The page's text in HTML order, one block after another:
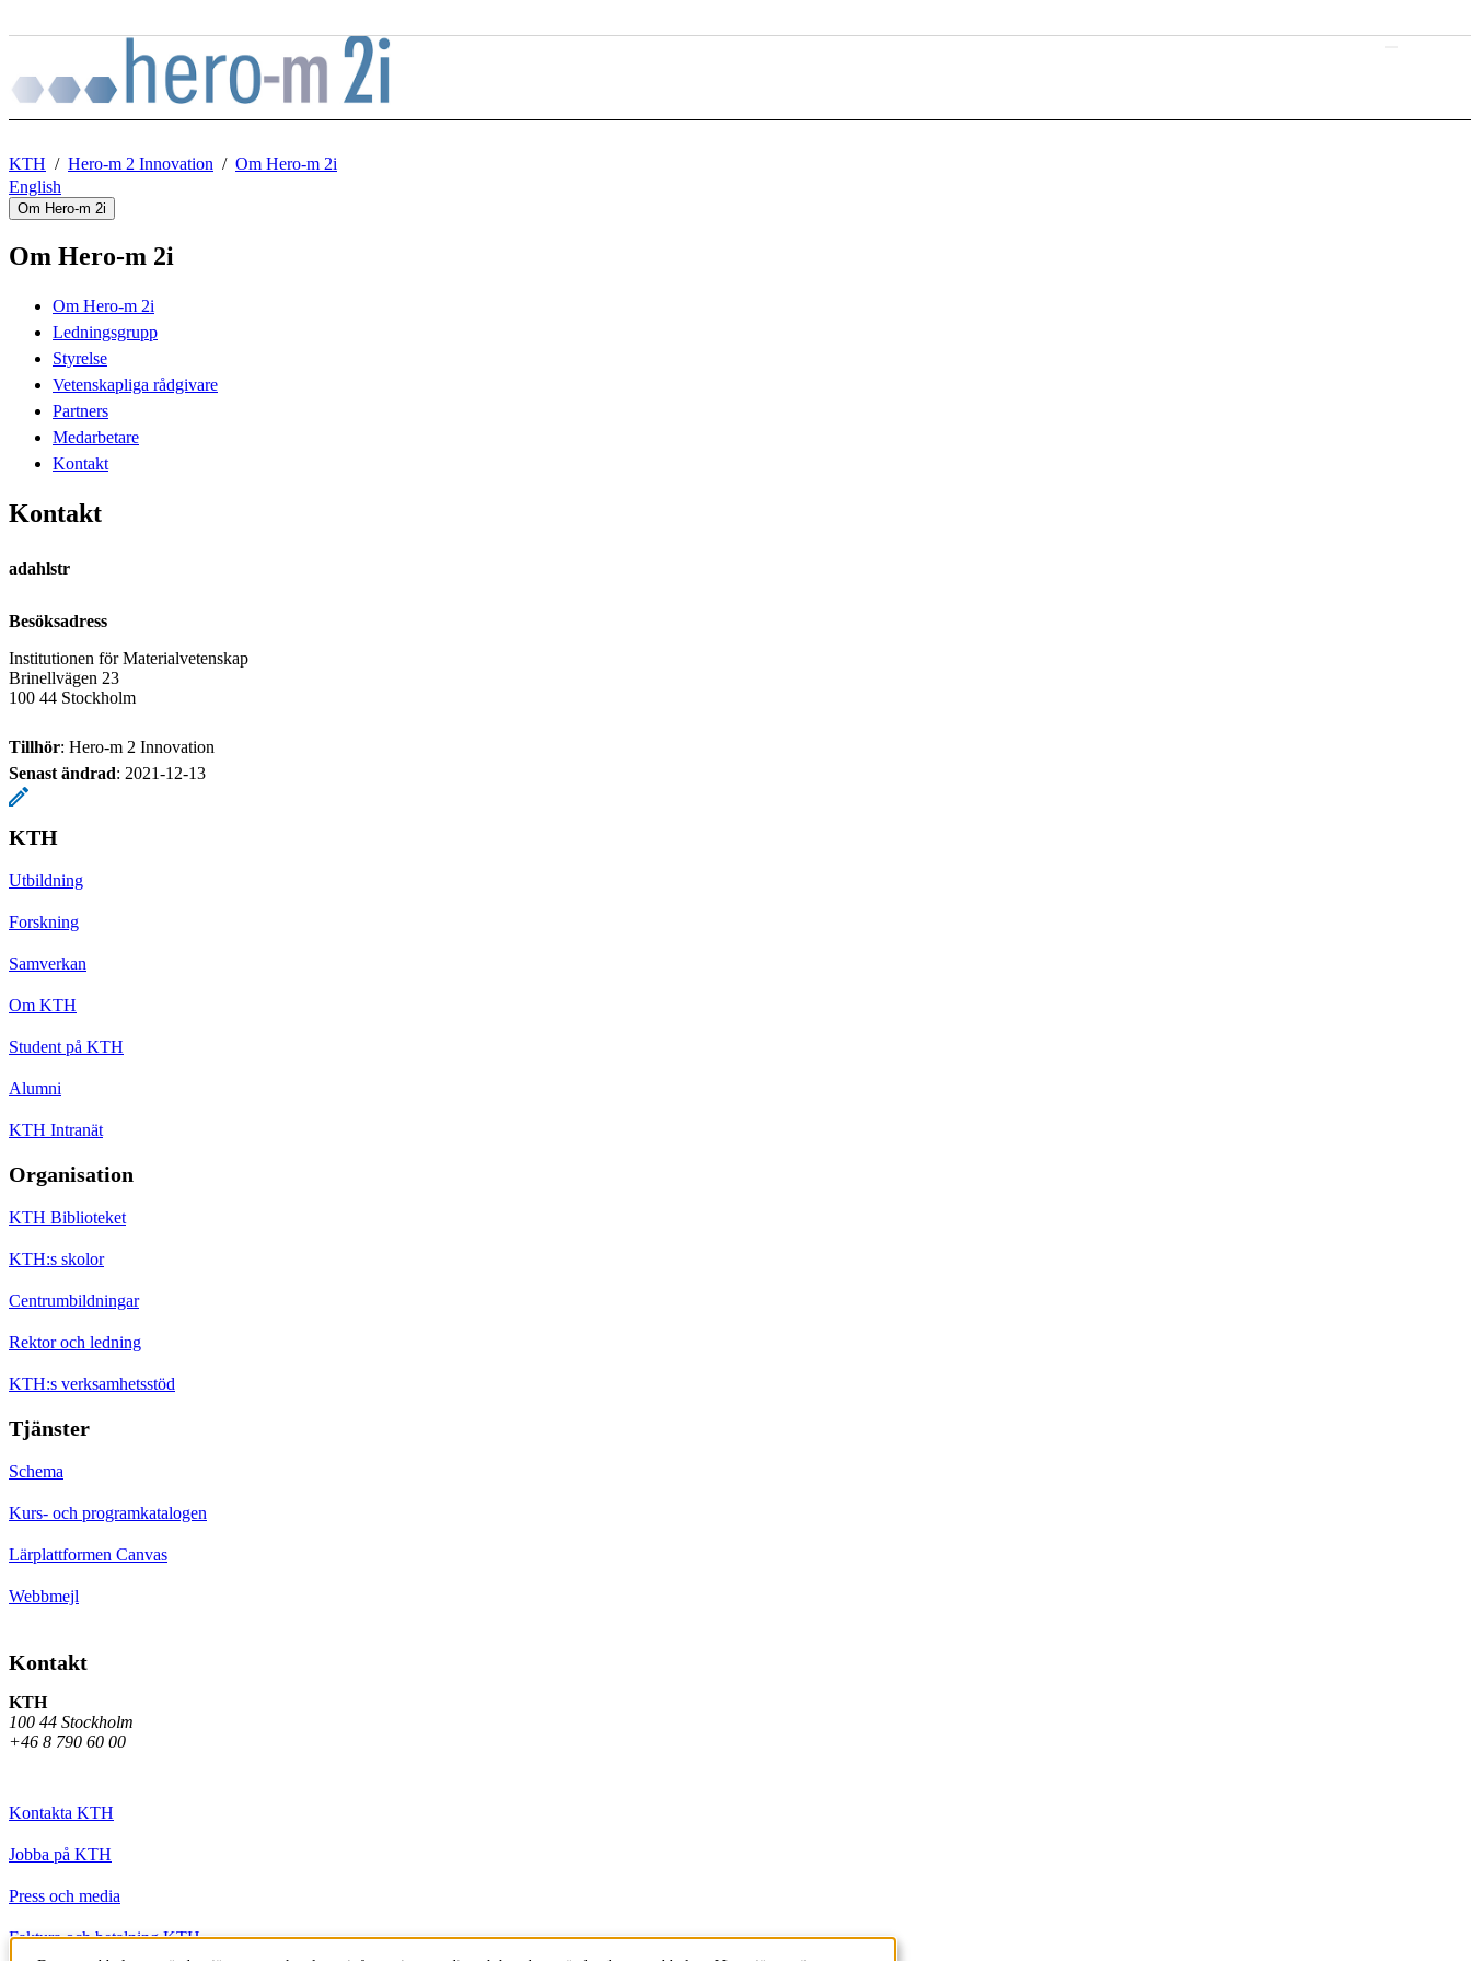
KTH Hero-m 2 Innovation
Om Hero-m 2i
English
Om Hero-m 2i
Om Hero-m 2i
Om Hero-m 2i
Ledningsgrupp
Styrelse
Vetenskapliga rådgivare
Partners
Medarbetare
Kontakt
Kontakt
adahlstr
Besöksadress
Institutionen för Materialvetenskap
Brinellvägen 23
100 44 Stockholm
Tillhör: Hero-m 2 Innovation
Senast ändrad: 2021-12-13
KTH
Utbildning
Forskning
Samverkan
Om KTH
Student på KTH
Alumni
KTH Intranät
Organisation
KTH Biblioteket
KTH:s skolor
Centrumbildningar
Rektor och ledning
KTH:s verksamhetsstöd
Tjänster
Schema
Kurs- och programkatalogen
Lärplattformen Canvas
Webbmejl
Kontakt
KTH
100 44 Stockholm
+46 8 790 60 00
Kontakta KTH
Jobba på KTH
Press och media
Faktura och betalning KTH